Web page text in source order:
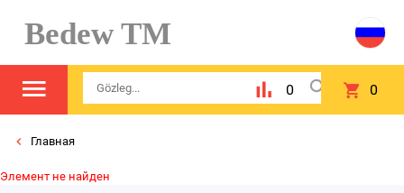
Bedew TM
0 0
Главная
Элемент не найден